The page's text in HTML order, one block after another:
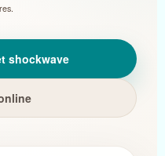
shockwave